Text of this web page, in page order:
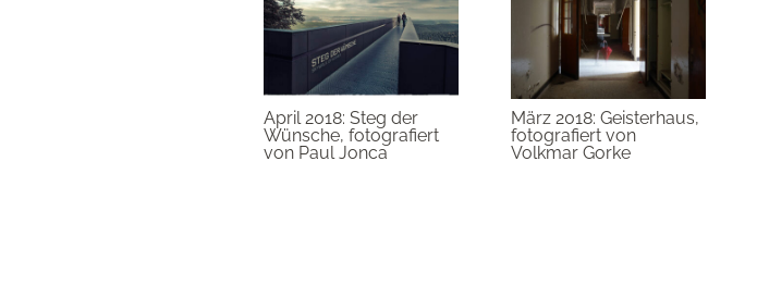
April 2018: Steg der
Wünsche, fotografiert
von Paul Jonca
März 2018: Geisterhaus,
fotografiert von
Volkmar Gorke